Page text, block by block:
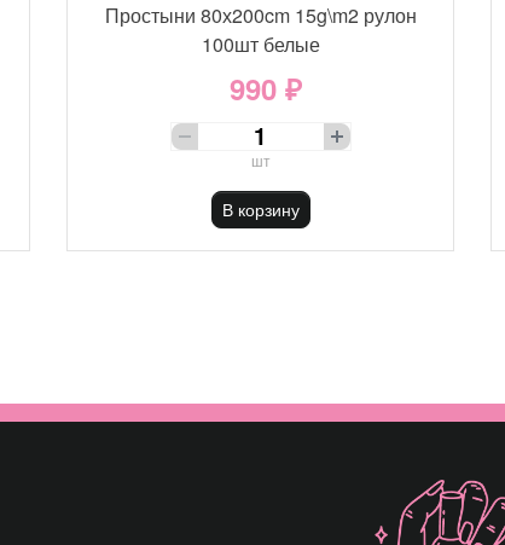
Простыни 80х200cm 15g\m2 рулон
100шт белые
990 ₽
шт
В корзину